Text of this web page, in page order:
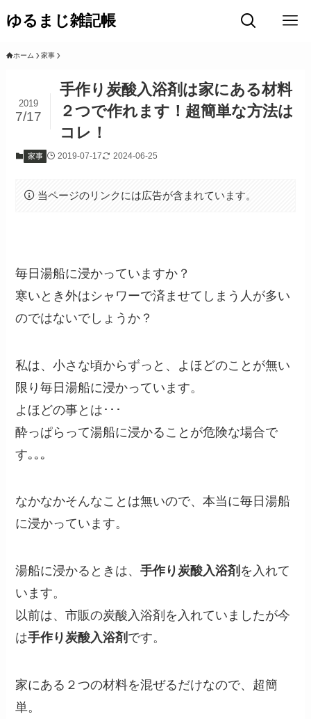
ゆるまじ雑記帳
ホーム 家事
手作り炭酸入浴剤は家にある材料
２つで作れます！超簡単な方法は
コレ！
2019
7/17
家事 2019-07-17 2024-06-25
当ページのリンクには広告が含まれています。
毎日湯船に浸かっていますか？
寒いとき外はシャワーで済ませてしまう人が多い
のではないでしょうか？
私は、小さな頃からずっと、よほどのことが無い
限り毎日湯船に浸かっています。
よほどの事とは･･･
酔っぱらって湯船に浸かることが危険な場合で
す｡｡｡
なかなかそんなことは無いので、本当に毎日湯船
に浸かっています。
湯船に浸かるときは、手作り炭酸入浴剤 を入れて
います。
以前は、市販の炭酸入浴剤を入れていましたが今
は手作り炭酸入浴剤 です。
家にある２つの材料を混ぜるだけなので、超簡
単。